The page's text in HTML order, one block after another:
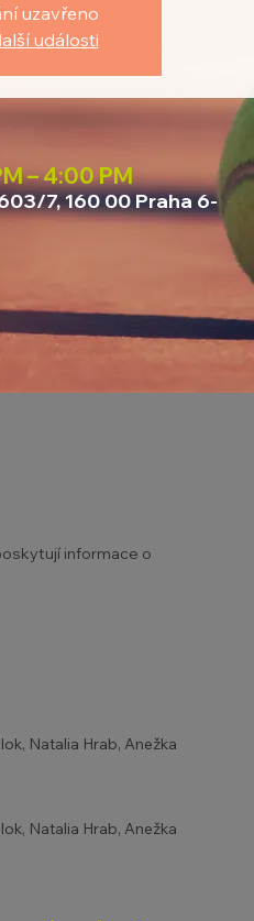
uzavřeno
události
– 4:00 PM
7, 160 00 Praha 6-
informace o
Natalia Hrab, Anežka
Natalia Hrab, Anežka